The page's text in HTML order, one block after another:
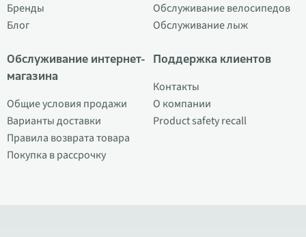
Бренды
Блог
Обслуживание интернет-
магазина
Общие условия продажи
Варианты доставки
Правила возврата товара
Покупка в рассрочку
Обслуживание велосипедов
Обслуживание лыж
Поддержка клиентов
Контакты
О компании
Product safety recall